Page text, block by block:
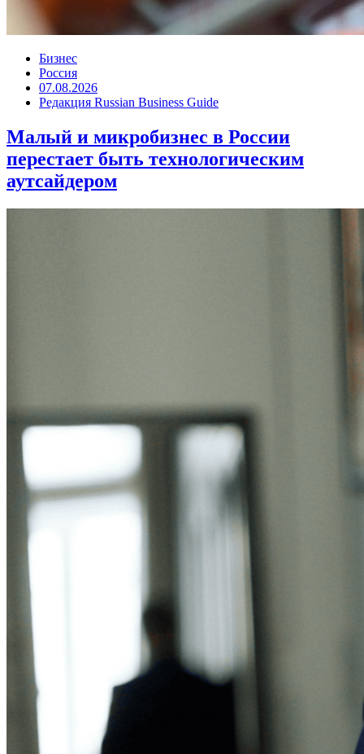
Бизнес
Россия
07.08.2026
Редакция Russian Business Guide
Малый и микробизнес в России
перестает быть технологическим
аутсайдером